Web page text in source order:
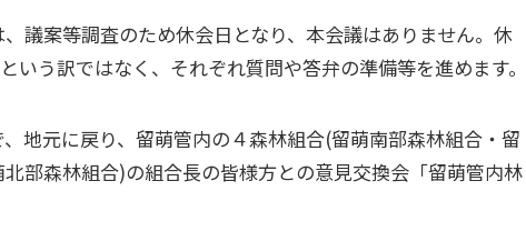
議案等調査のため休会日となり、本会議はありません。休
いう訳ではなく、それぞれ質問や答弁の準備等を進めます。
地元に戻り、留萌管内の４森林組合(留萌南部森林組合・留
部森林組合)の組合長の皆様方との意見交換会「留萌管内林